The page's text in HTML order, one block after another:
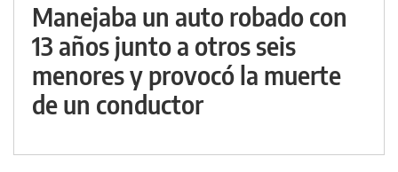
Manejaba un auto robado con
13 años junto a otros seis
menores y provocó la muerte
de un conductor